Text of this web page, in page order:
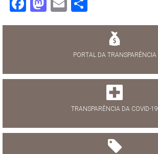
PORTAL DA TRANSPARÊNCIA
TRANSPARÊNCIA DA COVID-19